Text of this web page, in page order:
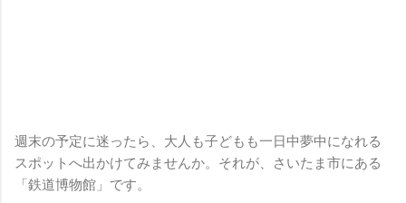
週末の予定に迷ったら、大人も子どもも一日中夢中になれる
スポットへ出かけてみませんか。それが、さいたま市にある
「鉄道博物館」です。